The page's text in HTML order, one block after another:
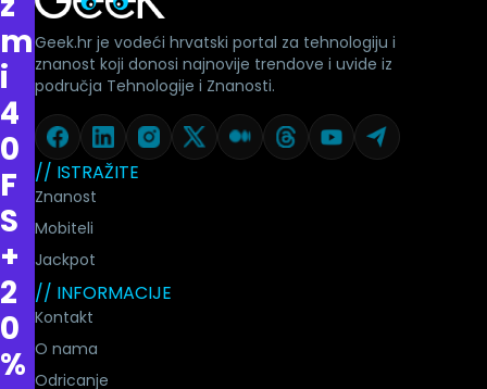
m
i
4
0
F
S
+
2
0
%
// ISTRAŽITE
Znanost
Mobiteli
Jackpot
// INFORMACIJE
Kontakt
O nama
Odricanje
Geek.hr je vodeći hrvatski portal za tehnologiju i
znanost koji donosi najnovije trendove i uvide iz
područja Tehnologije i Znanosti.